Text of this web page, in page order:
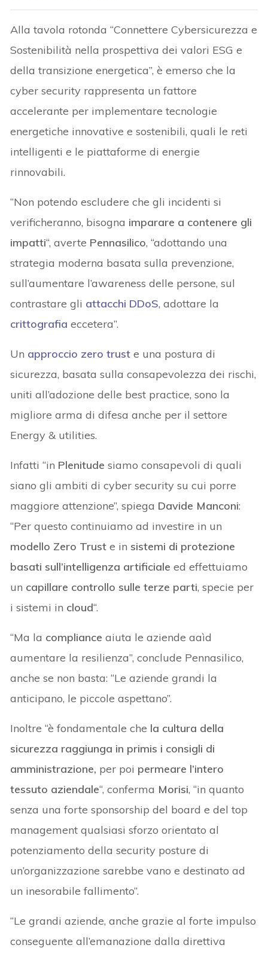
Alla tavola rotonda “Connettere Cybersicurezza e
Sostenibilità nella prospettiva dei valori ESG e
della transizione energetica”, è emerso che la
cyber security rappresenta un fattore
accelerante per implementare tecnologie
energetiche innovative e sostenibili, quali le reti
intelligenti e le piattaforme di energie
rinnovabili.
“Non potendo escludere che gli incidenti si
verificheranno, bisogna imparare a contenere gli
impatti“, averte Pennasilico, “adottando una
strategia moderna basata sulla prevenzione,
sull’aumentare l’awareness delle persone, sul
contrastare gli attacchi DDoS, adottare la
crittografia eccetera”.
Un approccio zero trust e una postura di
sicurezza, basata sulla consapevolezza dei rischi,
uniti all’adozione delle best practice, sono la
migliore arma di difesa anche per il settore
Energy & utilities.
Infatti “in Plenitude siamo consapevoli di quali
siano gli ambiti di cyber security su cui porre
maggiore attenzione”, spiega Davide Manconi:
“Per questo continuiamo ad investire in un
modello Zero Truste in sistemi di protezione
basati sull’intelligenza artificiale ed effettuiamo
un capillare controllo sulle terze parti, specie per
i sistemi in cloud“.
“Ma la compliance aiuta le aziende aaìd
aumentare la resilienza”, conclude Pennasilico,
anche se non basta: “Le aziende grandi la
anticipano, le piccole aspettano”.
Inoltre “è fondamentale che la cultura della
sicurezza raggiunga in primis i consigli di
amministrazione, per poi permeare l’intero
tessuto aziendale“, conferma Morisi, “in quanto
senza una forte sponsorship del board e del top
management qualsiasi sforzo orientato al
potenziamento della security posture di
un’organizzazione sarebbe vano e destinato ad
un inesorabile fallimento”.
“Le grandi aziende, anche grazie al forte impulso
conseguente all’emanazione dalla direttiva